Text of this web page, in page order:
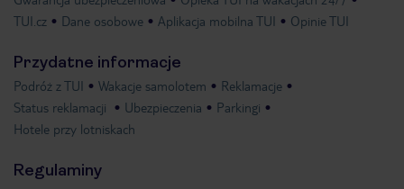
TUI.cz
Dane osobowe Aplikacja mobilna TUI Opinie TUI
Przydatne informacje
Podróż z TUI Wakacje samolotem
Reklamacje
Status reklamacji
Ubezpieczenia
Parkingi
Hotele przy lotniskach
Regulaminy